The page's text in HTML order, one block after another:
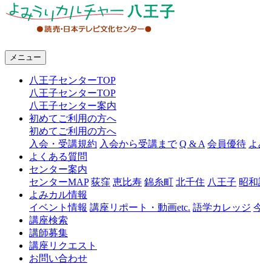
ャ
八
王
メニュー
八王子センターTOP
八王子センターTOP
八王子センター案内
初めてご利用の方へ
初めてご利用の方へ
入会・受講規約 入会から受講まで Q & A 会員優待
よくある質問
センター案内
センターMAP 荻窪 恵比寿 錦糸町 北千住 八王子 昭和
よみカル情報
イベント情報 講座リポート・動画etc. 語学カレッジ
講座検索
講師募集
講座リクエスト
お問い合わせ